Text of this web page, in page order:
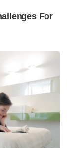
ഒരു
നിന്ന്
എങ്ങനെ
കഴിഞ്ഞു.